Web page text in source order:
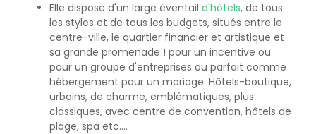
Elle dispose d'un large éventail d'hôtels, de tous
les styles et de tous les budgets, situés entre le
centre-ville, le quartier financier et artistique et
sa grande promenade ! pour un incentive ou
pour un groupe d'entreprises ou parfait comme
hébergement pour un mariage. Hôtels-boutique,
urbains, de charme, emblématiques, plus
classiques, avec centre de convention, hôtels de
plage, spa etc....